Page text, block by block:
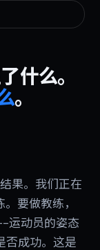
什么。
。
果。我们正在
要做教练，
运动员的姿态
否成功。这是